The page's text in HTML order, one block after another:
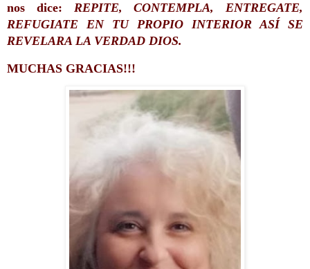
nos dice: REPITE, CONTEMPLA, ENTREGATE,
REFUGIATE EN TU PROPIO INTERIOR ASÍ SE
REVELARA LA VERDAD DIOS.
MUCHAS GRACIAS!!!